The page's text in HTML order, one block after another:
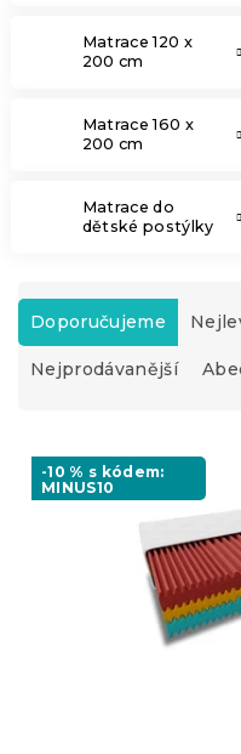
Matrace 120 x
200 cm
Matrace 160 x
200 cm
Matrace do
dětské postýlky
Ř
z
e
p
o
Doporučujeme
Nejprodávanější
p
-10 % s kódem:
MINUS10